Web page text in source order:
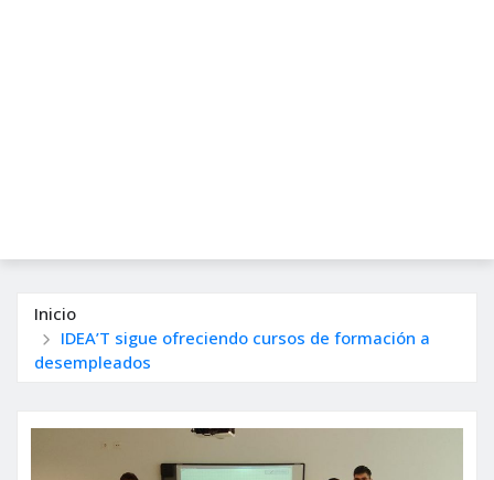
Inicio
IDEA’T sigue ofreciendo cursos de formación a
desempleados